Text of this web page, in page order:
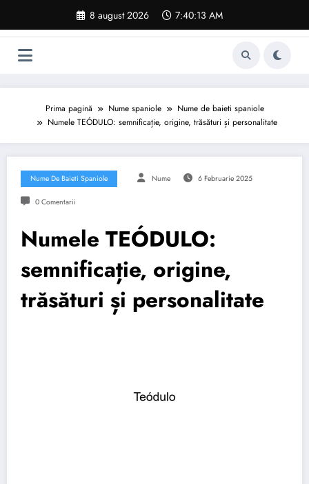
conținut
8 august 2026 7:40:14 AM
Prima pagină Nume spaniole
Nume de baieti spaniole
Numele TEÓDULO: semnificație, origine, trăsături și personalitate
Nume De Baieti Spaniole Nume 6 Februarie 2025
0 Comentarii
Numele TEÓDULO:
semnificație, origine,
trăsături și personalitate